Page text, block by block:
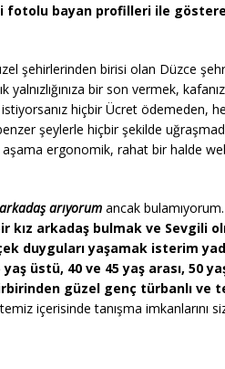
fotolu bayan profilleri ile
şehirlerinden birisi olan Düzce
yalnızlığınıza bir son vermek,
hiçbir Ücret ödemeden,
şeylerle hiçbir şekilde
ergonomik, rahat bir halde
arıyorum ancak
kız arkadaş bulmak ve Sevgili
duyguları yaşamak isterim
yaş üstü, 40 ve 45 yaş arası, 50
güzel genç türbanlı ve
içerisinde tanışma imkanlarını